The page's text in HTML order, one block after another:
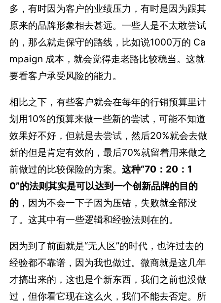
多，有时因为客户的业绩压力，有时是因为跟其
原来的品牌形象相去甚远。一些人是不太敢尝试
的，那么就走保守的路线，比如说1000万的 Ca
mpaign 成本，就会觉得走老路比较稳当。这就
要看客户承受风险的能力。
相比之下，有些客户就会在每年的行销预算里计
划用10%的预算来做一些新的尝试，可能不知道
效果好不好，但就是去尝试，然后20%就会去做
新的但是肯定有效的，最后70%就留着用来做之
前做过的比较保险的方案。这种“70：20：1
0”的法则其实是可以达到一个创新品牌的目的
的 ，因为不会一下子因为压错，失败就全部没
了。这其中有一些逻辑和经验法则在的。
因为到了前面就是“无人区”的时代，也许过去的
经验都不靠谱，因为我也做过。微商就是这几年
才搞出来的，这也是个新东西，我们之前也没做
过，但你看它现在这么火，我们不能去否定。所